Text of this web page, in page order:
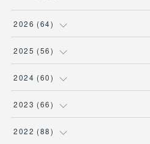
2026 (64)
(2)
(6)
(9)
( 11
2025 (56)
(1)
(2)
(1)
2024 (60)
(12
(13
2023 (66)
(1)
2022 (88)